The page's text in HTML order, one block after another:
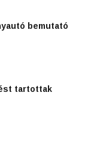
bemutató
tartottak